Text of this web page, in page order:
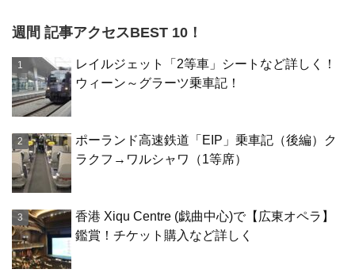
週間 記事アクセスBEST 10！
レイルジェット「2等車」シートなど詳しく！
ウィーン～グラーツ乗車記！
ポーランド高速鉄道「EIP」乗車記（後編）ク
ラクフ→ワルシャワ（1等席）
香港 Xiqu Centre (戯曲中心)で【広東オペラ】
鑑賞！チケット購入など詳しく